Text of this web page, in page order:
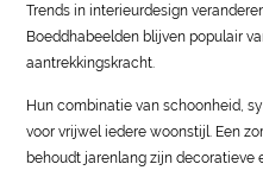
Trends in interieurdesign
Boeddhabeelden blijven populair
aantrekkingskracht.
Hun combinatie van schoonheid,
voor vrijwel iedere woonstijl. Een
behoudt jarenlang zijn decoratieve